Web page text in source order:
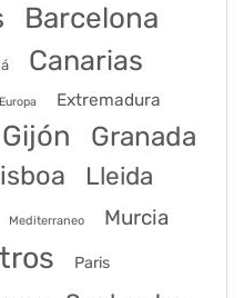
Barcelona
Canarias
Europa Extremadura
Gijón Granada
Lleida
Mediterraneo Murcia
Paris